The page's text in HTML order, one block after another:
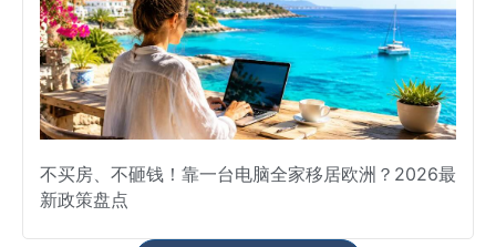
不买房、不砸钱！靠一台电脑全家移居欧洲？2026最
新政策盘点